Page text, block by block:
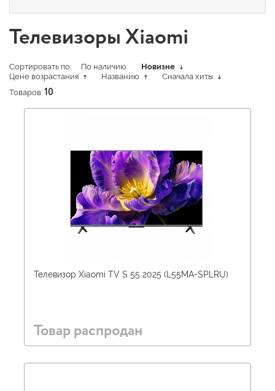
Телевизоры Xiaomi
Сортировать по: По наличию
Новизне
Цене возрастания
Названию
Сначала хиты
Товаров: 10
Телевизор Xiaomi TV S 55 2025 (L55MA-SPLRU)
Товар распродан